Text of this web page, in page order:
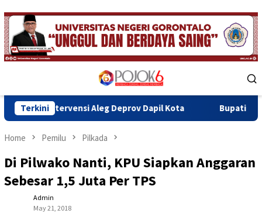
Skip
to
content
Menu
Terkini
Aleg Deprov Dapil Kota Bupati Sofyan Teken
Home Pemilu Pilkada
Di Pilwako Nanti, KPU Siapkan Anggaran
Sebesar 1,5 Juta Per TPS
Admin
May 21, 2018